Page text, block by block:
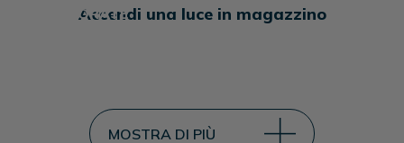
CORPORATE
Accendi una luce in magazzino
MOSTRA DI PIÙ